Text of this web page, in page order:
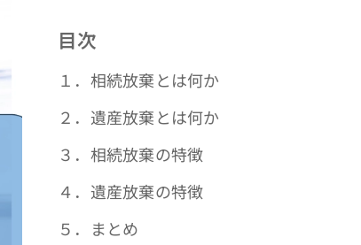
目次
１．相続放棄とは何か
２．遺産放棄とは何か
３．相続放棄の特徴
４．遺産放棄の特徴
５．まとめ